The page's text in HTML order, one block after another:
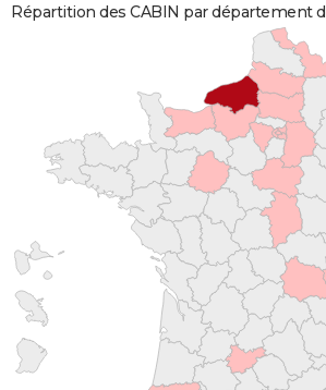
Répartition des CABIN par département